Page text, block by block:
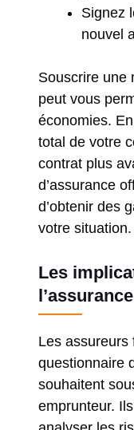
Signez
nouvel
Souscrire une
peut vous
économies.
total de votre
contrat plus
d’assurance
d’obtenir des
votre situation.
Les
Les assureurs
questionnaire
souhaitent
emprunteur.